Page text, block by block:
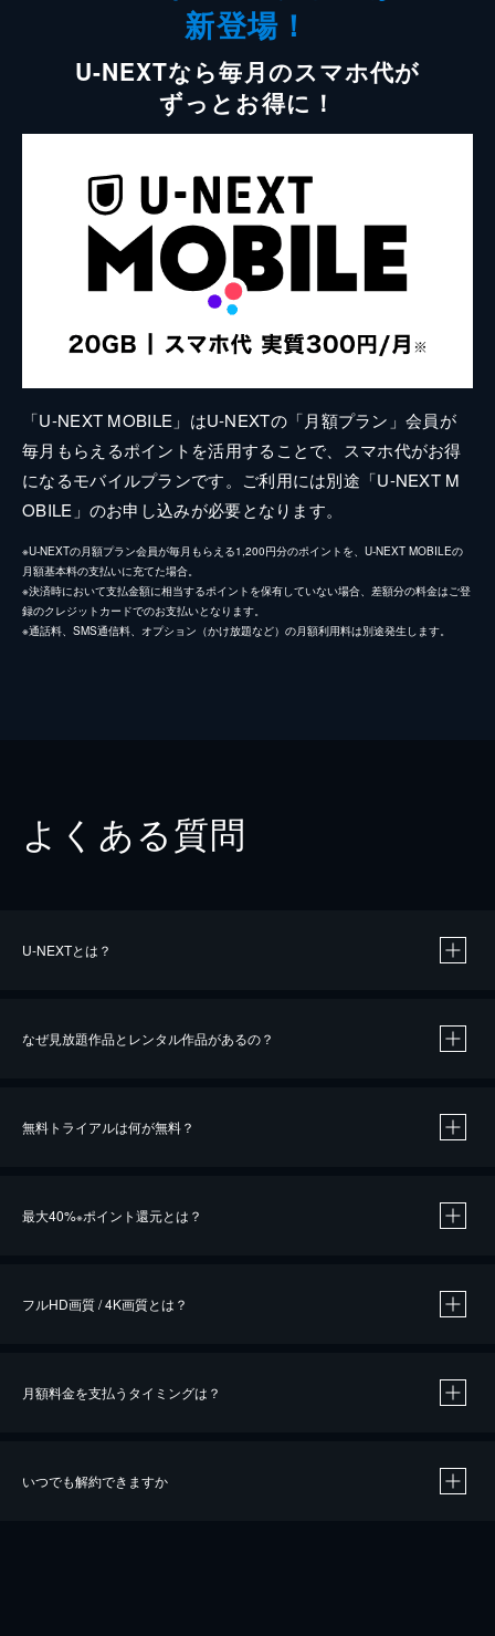
新登場！
U-NEXTなら毎月のスマホ代が
ずっとお得に！
「U-NEXT MOBILE」はU-NEXTの「月額プラン」会員が
毎月もらえるポイントを活用することで、スマホ代がお得
になるモバイルプランです。ご利用には別途「U-NEXT M
OBILE」のお申し込みが必要となります。
※U-NEXTの月額プラン会員が毎月もらえる1,200円分のポイントを、U-NEXT MOBILEの
月額基本料の支払いに充てた場合。
※決済時において支払金額に相当するポイントを保有していない場合、差額分の料金はご登
録のクレジットカードでのお支払いとなります。
※通話料、SMS通信料、オプション（かけ放題など）の月額利用料は別途発生します。
よくある質問
U-NEXTとは？
なぜ見放題作品とレンタル作品があるの？
無料トライアルは何が無料？
最大40%※ポイント還元とは？
※40％ポイント還元の対象は、クレジットカード決済による作品の購入 / レンタルです。
iOSアプリのUコイン決済による作品の購入 / レンタルは、20％のポイント還元です。
フルHD画質 / 4K画質とは？
月額料金を支払うタイミングは？
いつでも解約できますか